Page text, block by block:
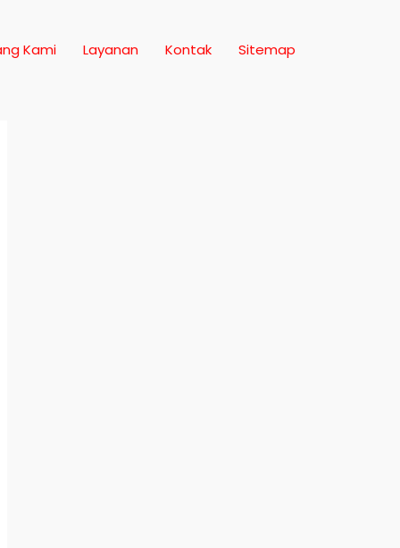
Kami Layanan Kontak Sitemap